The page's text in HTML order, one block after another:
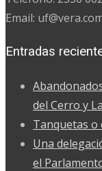
Email:
Entradas
del Cerro y
Tanquetas o
Una
el